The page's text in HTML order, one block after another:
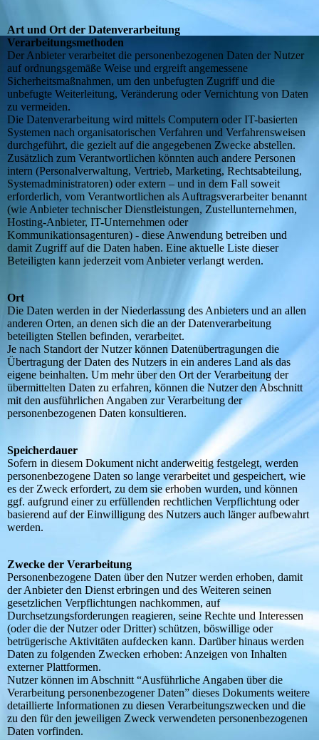
Art und Ort der Datenverarbeitung
Verarbeitungsmethoden
Der Anbieter verarbeitet die personenbezogenen Daten der Nutzer
auf ordnungsgemäße Weise und ergreift angemessene
Sicherheitsmaßnahmen, um den unbefugten Zugriff und die
unbefugte Weiterleitung, Veränderung oder Vernichtung von Daten
zu vermeiden.
Die Datenverarbeitung wird mittels Computern oder IT-basierten
Systemen nach organisatorischen Verfahren und Verfahrensweisen
durchgeführt, die gezielt auf die angegebenen Zwecke abstellen.
Zusätzlich zum Verantwortlichen könnten auch andere Personen
intern (Personalverwaltung, Vertrieb, Marketing, Rechtsabteilung,
Systemadministratoren) oder extern – und in dem Fall soweit
erforderlich, vom Verantwortlichen als Auftragsverarbeiter benannt
(wie Anbieter technischer Dienstleistungen, Zustellunternehmen,
Hosting-Anbieter, IT-Unternehmen oder
Kommunikationsagenturen) - diese Anwendung betreiben und
damit Zugriff auf die Daten haben. Eine aktuelle Liste dieser
Beteiligten kann jederzeit vom Anbieter verlangt werden.
Ort
Die Daten werden in der Niederlassung des Anbieters und an allen
anderen Orten, an denen sich die an der Datenverarbeitung
beteiligten Stellen befinden, verarbeitet.
Je nach Standort der Nutzer können Datenübertragungen die
Übertragung der Daten des Nutzers in ein anderes Land als das
eigene beinhalten. Um mehr über den Ort der Verarbeitung der
übermittelten Daten zu erfahren, können die Nutzer den Abschnitt
mit den ausführlichen Angaben zur Verarbeitung der
personenbezogenen Daten konsultieren.
Speicherdauer
Sofern in diesem Dokument nicht anderweitig festgelegt, werden
personenbezogene Daten so lange verarbeitet und gespeichert, wie
es der Zweck erfordert, zu dem sie erhoben wurden, und können
ggf. aufgrund einer zu erfüllenden rechtlichen Verpflichtung oder
basierend auf der Einwilligung des Nutzers auch länger aufbewahrt
werden.
Zwecke der Verarbeitung
Personenbezogene Daten über den Nutzer werden erhoben, damit
der Anbieter den Dienst erbringen und des Weiteren seinen
gesetzlichen Verpflichtungen nachkommen, auf
Durchsetzungsforderungen reagieren, seine Rechte und Interessen
(oder die der Nutzer oder Dritter) schützen, böswillige oder
betrügerische Aktivitäten aufdecken kann. Darüber hinaus werden
Daten zu folgenden Zwecken erhoben: Anzeigen von Inhalten
externer Plattformen.
Nutzer können im Abschnitt “Ausführliche Angaben über die
Verarbeitung personenbezogener Daten” dieses Dokuments weitere
detaillierte Informationen zu diesen Verarbeitungszwecken und die
zu den für den jeweiligen Zweck verwendeten personenbezogenen
Daten vorfinden.